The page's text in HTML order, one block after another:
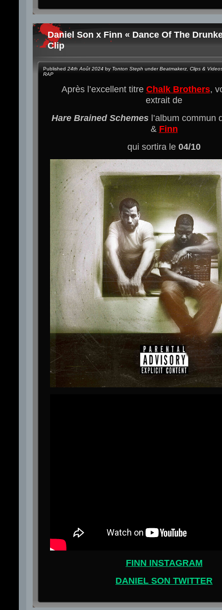
Daniel Son x Finn « Dance Of The
Clip
Published 24th Août 2024 by Tonton Steph underBeatmakerz Clips &
RAP
Après l’excellent titre Chalk Brothers,
extrait de
Hare Brained Schemes l’album commun
& Finn
qui sortira le 04/10
FINN INSTAGRAM
DANIEL SON TWITTER